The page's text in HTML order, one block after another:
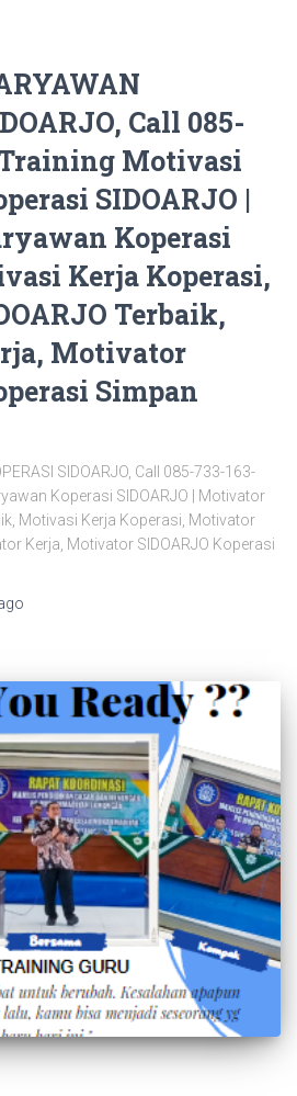
Call 085-
Training Motivasi
SIDOARJO |
Koperasi
Kerja Koperasi,
Terbaik,
Motivator
Simpan
SIDOARJO, Call 085-733-163-
Koperasi SIDOARJO | Motivator
Motivasi Kerja Koperasi, Motivator
Kerja, Motivator SIDOARJO Koperasi